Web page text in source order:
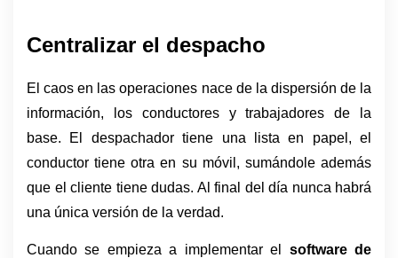
Centralizar el despacho
El caos en las operaciones nace de la dispersión de la
información, los conductores y trabajadores de la
base. El despachador tiene una lista en papel, el
conductor tiene otra en su móvil, sumándole además
que el cliente tiene dudas. Al final del día nunca habrá
una única versión de la verdad.
Cuando se empieza a implementar el software de